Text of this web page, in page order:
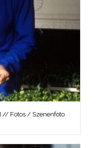
// Fotos / Szenenfoto